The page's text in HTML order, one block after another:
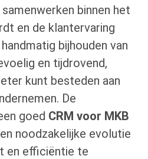
binnen het
en de klantervaring
bijhouden van
en tijdrovend,
kunt besteden aan
De
goed CRM voor MKB
noodzakelijke evolutie
en efficiëntie te